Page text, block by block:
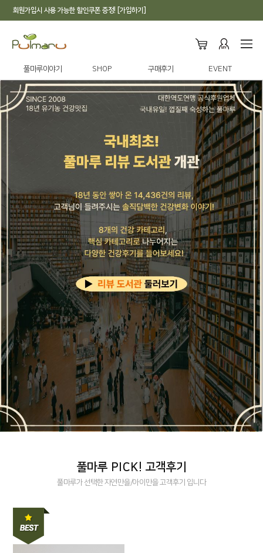
회원가입시 사용 가능한 할인쿠폰 증정! [가입하기]
풀마루이야기 SHOP 구매후기 EVENT
풀마루 PICK! 고객후기
풀마루가 선택한 자연만을/아이만을 고객후기 입니다